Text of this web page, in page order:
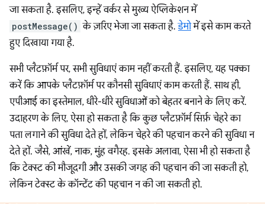
जा सकता है. इसलिए, इन्हें वर्कर से मुख्य ऐप्लिकेशन में
postMessage() के ज़रिए भेजा जा सकता है.डेमोमें इसे काम करते
हुए दिखाया गया है.
सभी प्लैटफ़ॉर्म पर, सभी सुविधाएं काम नहीं करती हैं. इसलिए, यह पक्का
करें कि आपके प्लैटफ़ॉर्म पर कौनसी सुविधाएं काम करती हैं. साथ ही,
एपीआई का इस्तेमाल, धीरे-धीरे सुविधाओं को बेहतर बनाने के लिए करें.
उदाहरण के लिए, ऐसा हो सकता है कि कुछ प्लैटफ़ॉर्म सिर्फ़ चेहरे का
पता लगाने की सुविधा देते हों, लेकिन चेहरे की पहचान करने की सुविधा न
देते हों. जैसे, आंखें, नाक, मुंह वगैरह. इसके अलावा, ऐसा भी हो सकता है
कि टेक्स्ट की मौजूदगी और उसकी जगह की पहचान की जा सकती हो,
लेकिन टेक्स्ट के कॉन्टेंट की पहचान न की जा सकती हो.